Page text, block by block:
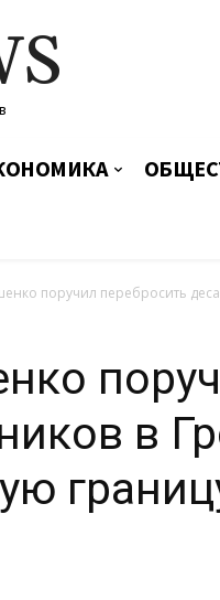
поручил перебросить
в